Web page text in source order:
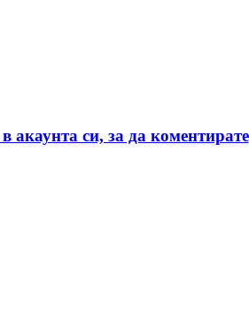
в акаунта си, за да коментирате